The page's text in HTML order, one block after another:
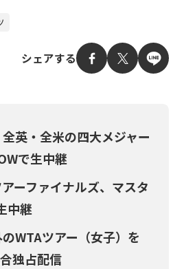
シェアする
英・全米の四大メジャー
で生中継
ーファイナルズ、マスタ
中継
WTAツアー（女子）を
独占配信